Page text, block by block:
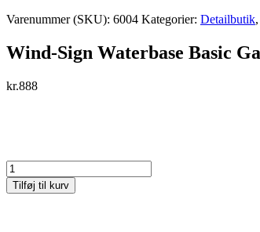
Varenummer (SKU): 6004 Kategorier: Detailbutik,
Wind-Sign Waterbase Basic
kr.888
Wind-
Sign
Waterbase
Tilføj til kurv